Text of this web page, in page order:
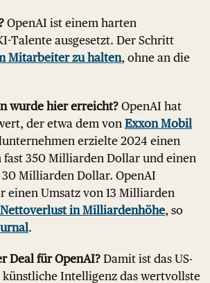
OpenAI ist einem harten
Talente ausgesetzt. Der Schritt
Mitarbeiter zu halten, ohne an die
wurde hier erreicht?OpenAI hat
der etwa dem von Exxon Mobil
erzielte 2024 einen
fast 350 Milliarden Dollar und einen
Milliarden Dollar. OpenAI
einen Umsatz von 13 Milliarden
in Milliardenhöhe, so
.
Deal für OpenAI? Damit ist das US-
Intelligenz das wertvollste